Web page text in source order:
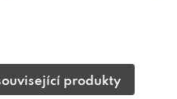
produkty